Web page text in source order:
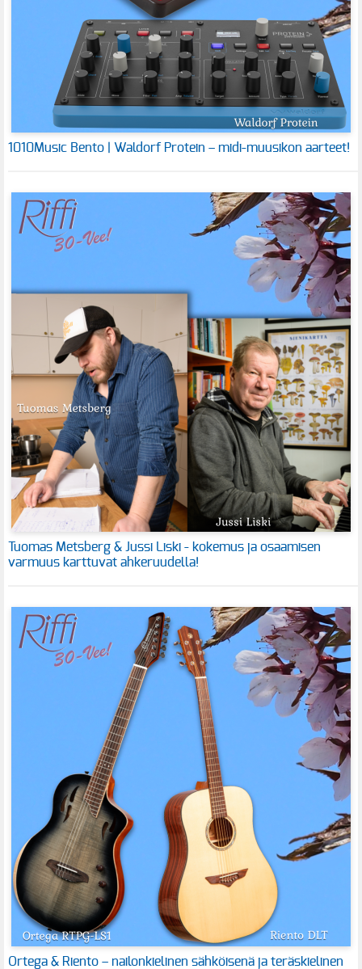
1010Music Bento | Waldorf Protein – midi-muusikon aarteet!
Tuomas Metsberg & Jussi Liski - kokemus ja osaamisen
varmuus karttuvat ahkeruudella!
Ortega & Riento – nailonkielinen sähköisenä ja teräskielinen